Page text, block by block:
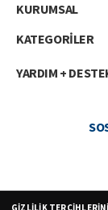
KURUMSAL
KATEGORİLER
YARDIM +
GIZLILIK